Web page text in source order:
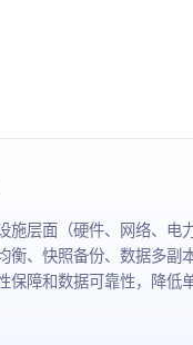
施层面（硬件、网络、电
衡、快照备份、数据多副
保障和数据可靠性，降低